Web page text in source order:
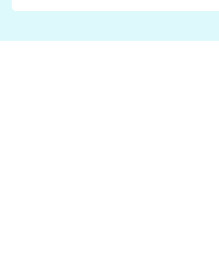
Proč je podle nich falešná a